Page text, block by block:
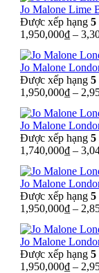
Jo Malone Lime
Được xếp hạng 5
1,950,000₫ –
Jo Malone
Được xếp hạng 5
1,950,000₫ –
Jo Malone
Được xếp hạng 5
1,740,000₫ –
Jo Malone
Được xếp hạng 5
1,950,000₫ –
Jo Malone
Được xếp hạng 5
1,950,000₫ –